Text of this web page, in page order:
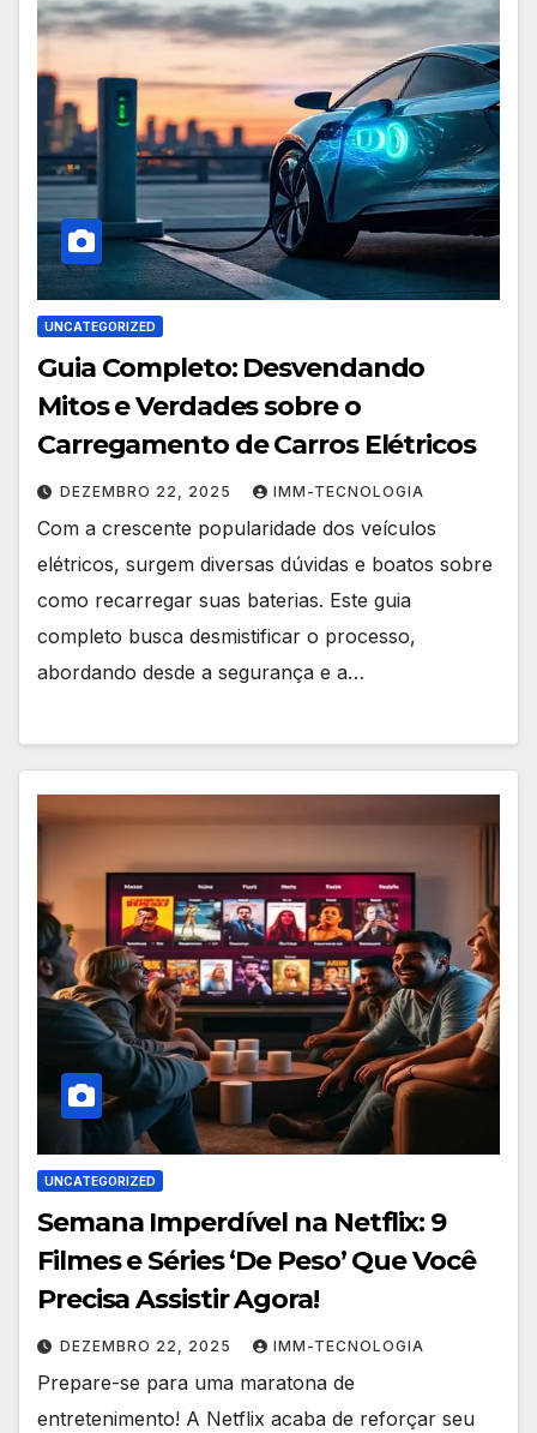
UNCATEGORIZED
Guia Completo: Desvendando
Mitos e Verdades sobre o
Carregamento de Carros Elétricos
DEZEMBRO 22, 2025 IMM-TECNOLOGIA
Com a crescente popularidade dos veículos
elétricos, surgem diversas dúvidas e boatos sobre
como recarregar suas baterias. Este guia
completo busca desmistificar o processo,
abordando desde a segurança e a…
UNCATEGORIZED
Semana Imperdível na Netflix: 9
Filmes e Séries ‘De Peso’ Que Você
Precisa Assistir Agora!
DEZEMBRO 22, 2025 IMM-TECNOLOGIA
Prepare-se para uma maratona de
entretenimento! A Netflix acaba de reforçar seu